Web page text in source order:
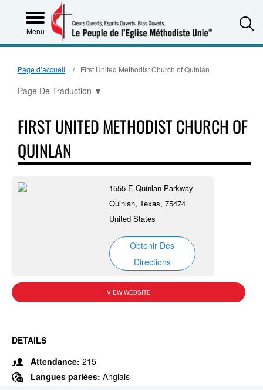
Menu
Page d’accueil First United Methodist Church of Quinlan
Page De Traduction ▼
FIRST UNITED METHODIST CHURCH OF
QUINLAN
1555 E Quinlan Parkway
Quinlan, Texas, 75474
United States
Obtenir Des
Directions
VIEW WEBSITE
DETAILS
Attendance: 215
Langues parlées: Anglais